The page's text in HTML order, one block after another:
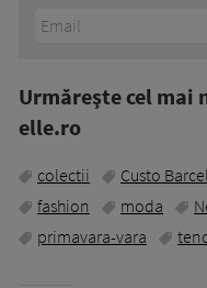
Urmăreşte cel mai
elle.ro
colectii Custo
fashion
moda
primavara-vara